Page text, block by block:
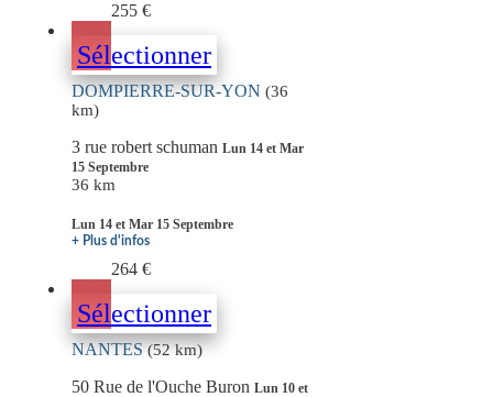
255 €
Sélectionner
DOMPIERRE-SUR-YON (36
km)
3 rue robert schuman Lun 14 et Mar
15 Septembre
36 km
Lun 14 et Mar 15 Septembre
+ Plus d'infos
264 €
Sélectionner
NANTES(52 km)
50 Rue de l'Ouche Buron Lun 10 et